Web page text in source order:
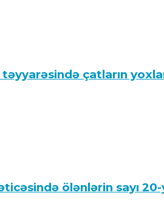
çatların
ölənlərin sayı